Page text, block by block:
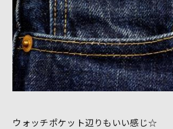
ウォッチポケット辺りもいい感じ☆